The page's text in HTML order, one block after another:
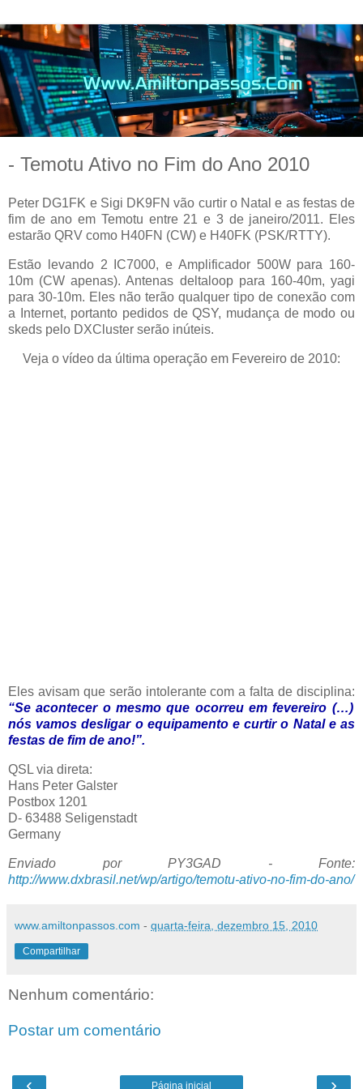
- Temotu Ativo no Fim do Ano 2010
Peter DG1FK e Sigi DK9FN vão curtir o Natal e as festas de
fim de ano em Temotu entre 21 e 3 de janeiro/2011. Eles
estarão QRV como H40FN (CW) e H40FK (PSK/RTTY).
Estão levando 2 IC7000, e Amplificador 500W para 160-
10m (CW apenas). Antenas deltaloop para 160-40m, yagi
para 30-10m. Eles não terão qualquer tipo de conexão com
a Internet, portanto pedidos de QSY, mudança de modo ou
skeds pelo DXCluster serão inúteis.
Veja o vídeo da última operação em Fevereiro de 2010:
Eles avisam que serão intolerante com a falta de disciplina:
“Se acontecer o mesmo que ocorreu em fevereiro (…)
nós vamos desligar o equipamento e curtir o Natal e as
festas de fim de ano!”.
QSL via direta:
Hans Peter Galster
Postbox 1201
D- 63488 Seligenstadt
Germany
Enviado por PY3GAD - Fonte:
http://www.dxbrasil.net/wp/artigo/temotu-ativo-no-fim-do-ano/
www.amiltonpassos.com - quarta-feira, dezembro 15, 2010
Compartilhar
Nenhum comentário:
Postar um comentário
Página inicial